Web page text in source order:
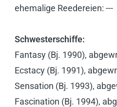
ehemalige Reedereien: ---
Schwesterschiffe:
Fantasy (Bj. 1990),
Ecstacy (Bj. 1991),
Sensation (Bj. 1993),
Fascination (Bj. 1994),